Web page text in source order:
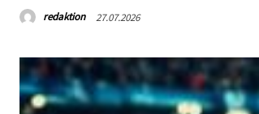
redaktion 27.07.2026